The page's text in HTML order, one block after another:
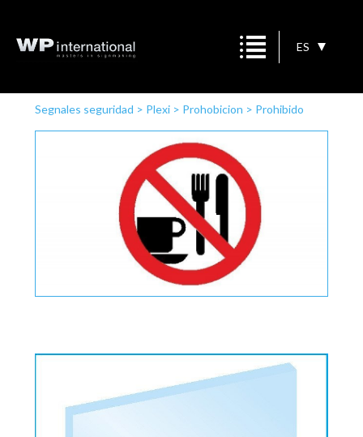
ES
Segnales seguridad > Plexi> Prohobicion > Prohibido